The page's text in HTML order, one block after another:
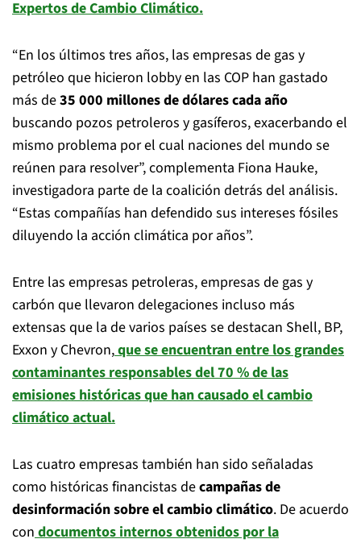
Expertos de Cambio Climático.
“En los últimos tres años, las empresas de gas y
petróleo que hicieron lobby en las COP han gastado
más de35 000 millones de dólares cada año
buscando pozos petroleros y gasíferos, exacerbando el
mismo problema por el cual naciones del mundo se
reúnen para resolver”, complementa Fiona Hauke,
investigadora parte de la coalición detrás del análisis.
“Estas compañías han defendido sus intereses fósiles
diluyendo la acción climática por años”.
Entre las empresas petroleras, empresas de gas y
carbón que llevaron delegaciones incluso más
extensas que la de varios países se destacan Shell, BP,
Exxon y Chevron,que se encuentran entre los grandes
contaminantes responsables del 70 % de las
emisiones históricas que han causado el cambio
climático actual.
Las cuatro empresas también han sido señaladas
como históricas financistas decampañas de
desinformación sobre el cambio climático. De acuerdo
condocumentos internos obtenidos por la